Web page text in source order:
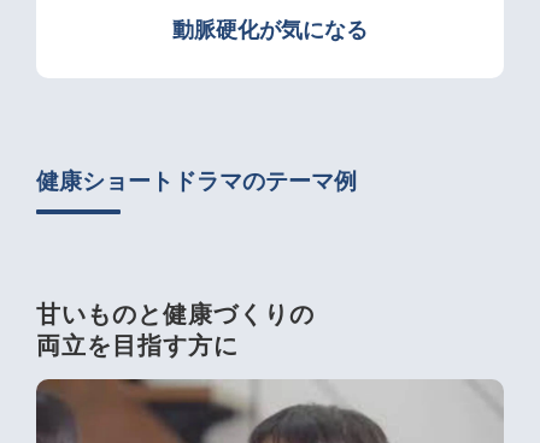
動脈硬化が気になる
健康ショートドラマのテーマ例
甘いものと健康づくりの
両立を目指す方に